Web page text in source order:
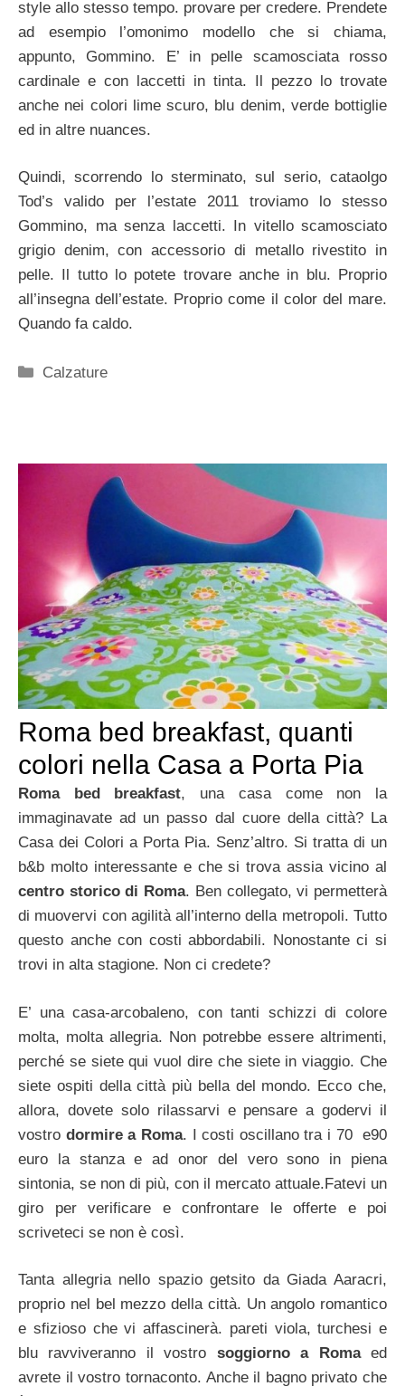
style allo stesso tempo. provare per credere. Prendete
ad esempio l’omonimo modello che si chiama,
appunto, Gommino. E’ in pelle scamosciata rosso
cardinale e con laccetti in tinta. Il pezzo lo trovate
anche nei colori lime scuro, blu denim, verde bottiglie
ed in altre nuances.
Quindi, scorrendo lo sterminato, sul serio, cataolgo
Tod’s valido per l’estate 2011 troviamo lo stesso
Gommino, ma senza laccetti. In vitello scamosciato
grigio denim, con accessorio di metallo rivestito in
pelle. Il tutto lo potete trovare anche in blu. Proprio
all’insegna dell’estate. Proprio come il color del mare.
Quando fa caldo.
Categorie
Calzature
Roma bed breakfast, quanti
colori nella Casa a Porta Pia
Roma bed breakfast, una casa come non la
immaginavate ad un passo dal cuore della città? La
Casa dei Colori a Porta Pia. Senz’altro. Si tratta di un
b&b molto interessante e che si trova assia vicino al
centro storico di Roma. Ben collegato, vi permetterà
di muovervi con agilità all’interno della metropoli. Tutto
questo anche con costi abbordabili. Nonostante ci si
trovi in alta stagione. Non ci credete?
E’ una casa-arcobaleno, con tanti schizzi di colore
molta, molta allegria. Non potrebbe essere altrimenti,
perché se siete qui vuol dire che siete in viaggio. Che
siete ospiti della città più bella del mondo. Ecco che,
allora, dovete solo rilassarvi e pensare a godervi il
vostro dormire a Roma. I costi oscillano tra i 70 e90
euro la stanza e ad onor del vero sono in piena
sintonia, se non di più, con il mercato attuale.Fatevi un
giro per verificare e confrontare le offerte e poi
scriveteci se non è così.
Tanta allegria nello spazio getsito da Giada Aaracri,
proprio nel bel mezzo della città. Un angolo romantico
e sfizioso che vi affascinerà. pareti viola, turchesi e
blu ravviveranno il vostro soggiorno a Romaed
avrete il vostro tornaconto. Anche il bagno privato che